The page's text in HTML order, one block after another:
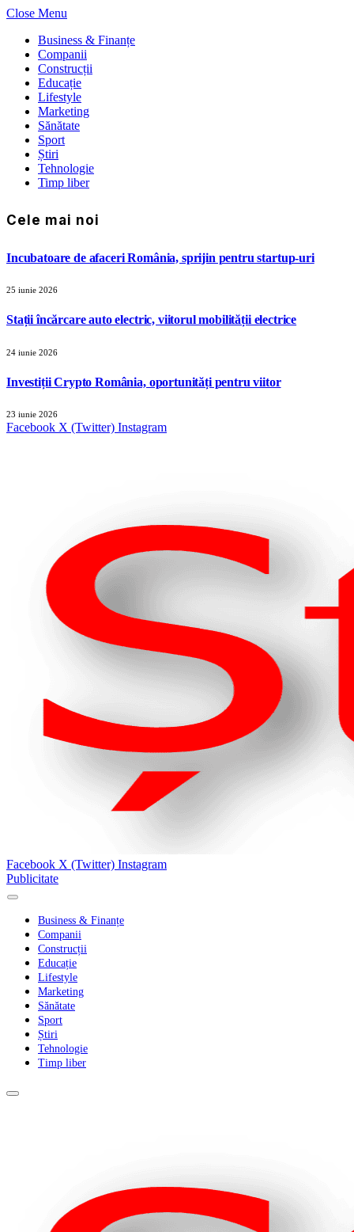
Close Menu
Business & Finanțe
Companii
Construcții
Educație
Lifestyle
Marketing
Sănătate
Sport
Știri
Tehnologie
Timp liber
Cele mai noi
Incubatoare de afaceri România, sprijin pentru startup-uri
25 iunie 2026
Stații încărcare auto electric, viitorul mobilității electrice
24 iunie 2026
Investiții Crypto România, oportunități pentru viitor
23 iunie 2026
Facebook X (Twitter) Instagram
Facebook X (Twitter) Instagram
Publicitate
Business & Finanțe
Companii
Construcții
Educație
Lifestyle
Marketing
Sănătate
Sport
Știri
Tehnologie
Timp liber